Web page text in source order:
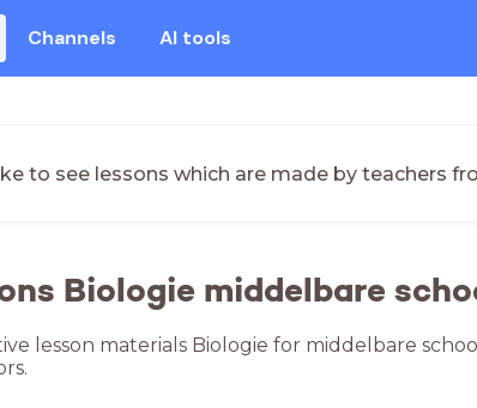
Channels AI tools
to see lessons which are made by teachers
Biologie middelbare
lesson materials Biologie for middelbare